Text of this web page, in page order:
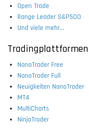
Open Trade
Range Leader S&P500
Und viele mehr...
Tradingplattformen
NanoTrader Free
NanoTrader Full
Neuigkeiten NanoTrader
MT4
MultiCharts
NinjaTrader